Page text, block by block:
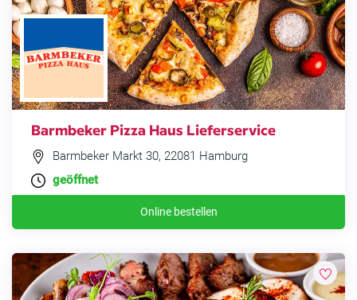
Barmbeker Pizza Haus Lieferservice
Barmbeker Markt 30, 22081 Hamburg
geöffnet
Online bestellen